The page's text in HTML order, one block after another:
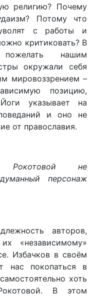
религию? Почему
Потому что
с работы и
критиковать? В
нашим
окружали себя
мировоззрением –
позицию,
указывает на
и оно не
от православия.
Рокотовой не
персонаж
авторов,
«независимому»
Избачков в своём
нас покопаться в
хоть
В этом